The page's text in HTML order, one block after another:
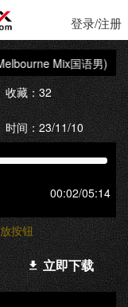
登录/注册
Mix国语男)【
收藏：32
时间：23/11/10
00:02/05:14
按钮
立即下载